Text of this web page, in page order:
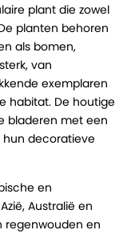
plant die zowel
planten behoren
als bomen,
van
exemplaren
habitat. De houtige
bladeren met een
decoratieve
en
Australië en
regenwouden en